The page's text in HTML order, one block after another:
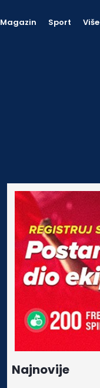
Magazin Sport Više
Najnovije